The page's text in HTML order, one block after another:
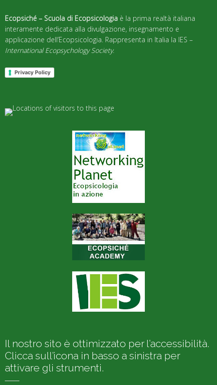
Ecopsiché – Scuola di Ecopsicologia è la prima realtà italiana
interamente dedicata alla divulgazione, insegnamento e
applicazione dell’Ecopsicologia. Rappresenta in Italia la IES –
International Ecopsychology Society.
Privacy Policy
Il nostro sito è ottimizzato per l’accessibilità.
Clicca sull’icona in basso a sinistra per
attivare gli strumenti.